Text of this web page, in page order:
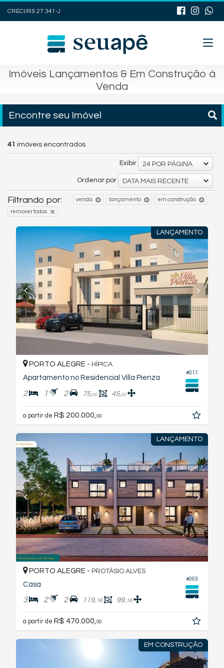
CRECI/RS 27.341-J
Imóveis Lançamentos & Em Construção à
Venda
Encontre seu Imóvel
41 imóveis encontrados
Exibir 24 POR PÁGINA
Ordenar por DATA MAIS RECENTE
Filtrando por: venda lançamento em construção
remover todos
LANÇAMENTO
#011
PORTO ALEGRE - HÍPICA
Apartamento no Residencial Villa Pienza
2 1 2 75,00 45,00
a partir de R$ 200.000, 00
LANÇAMENTO
#093
PORTO ALEGRE - PROTÁSIO ALVES
Casa
3 2 2 119, 16 99, 16
a partir de R$ 470.000,00
EM CONSTRUÇÃO